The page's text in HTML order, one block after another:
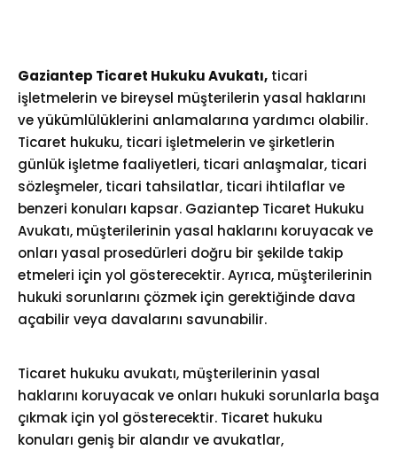
Gaziantep Ticaret HukukuAvukatı, ticari
işletmelerin ve bireysel müşterilerin yasal haklarını
ve yükümlülüklerini anlamalarına yardımcı olabilir.
Ticaret hukuku, ticari işletmelerin ve şirketlerin
günlük işletme faaliyetleri, ticari anlaşmalar, ticari
sözleşmeler, ticari tahsilatlar, ticari ihtilaflar ve
benzeri konuları kapsar. Gaziantep Ticaret Hukuku
Avukatı, müşterilerinin yasal haklarını koruyacak ve
onları yasal prosedürleri doğru bir şekilde takip
etmeleri için yol gösterecektir. Ayrıca, müşterilerinin
hukuki sorunlarını çözmek için gerektiğinde dava
açabilir veya davalarını savunabilir.
Ticaret hukuku avukatı, müşterilerinin yasal
haklarını koruyacak ve onları hukuki sorunlarla başa
çıkmak için yol gösterecektir. Ticaret hukuku
konuları geniş bir alandır ve avukatlar,